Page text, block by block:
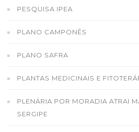
PESQUISA IPEA
PLANO CAMPONÊS
PLANO SAFRA
PLANTAS MEDICINAIS E
PLENÁRIA POR MORADIA ATRAI
SERGIPE